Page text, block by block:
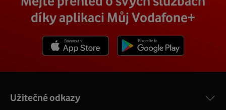
díky aplikaci Můj Vodafone+
Užitečné odkazy